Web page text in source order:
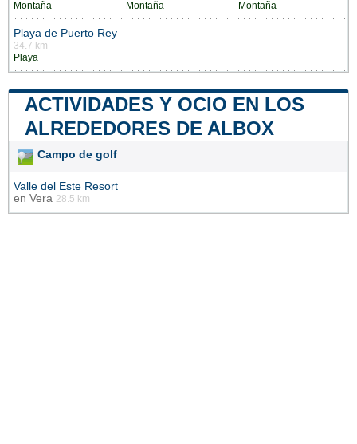
Montaña
Montaña
Montaña
Playa de Puerto Rey
34.7 km
Playa
ACTIVIDADES Y OCIO EN LOS
ALREDEDORES DE ALBOX
Campo de golf
Valle del Este Resort
en Vera 28.5 km